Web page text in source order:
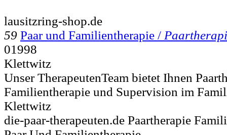
lausitzring-shop.de
59 Paar und Familientherapie /
01998
Klettwitz
Unser TherapeutenTeam bietet Ihnen
Familientherapie und Supervision im
Klettwitz
die-paar-therapeuten.de Paartherapie